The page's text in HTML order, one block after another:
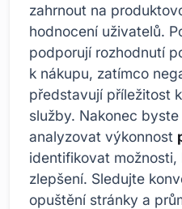
zahrnout na
hodnocení uživatelů.
podporují rozhodnutí
k nákupu, zatímco
představují příležitost
služby. Nakonec
analyzovat výkonnost
identifikovat
zlepšení. Sledujte
opuštění stránky a